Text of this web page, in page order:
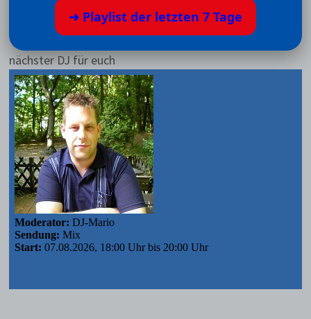
➜ Playlist der letzten 7 Tage
nächster DJ für euch